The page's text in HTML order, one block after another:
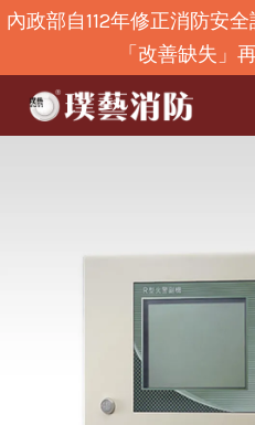
內政部自112年修正消防安
「改善缺失」
您的購物車